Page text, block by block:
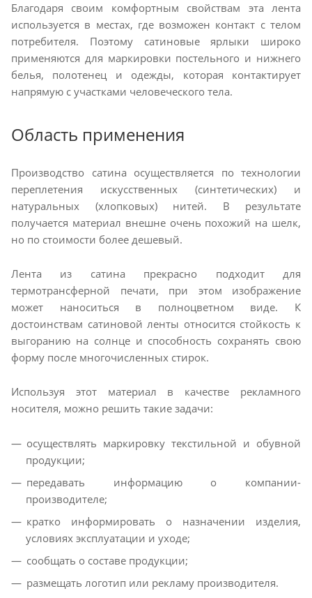
Благодаря своим комфортным свойствам эта лента
используется в местах, где возможен контакт с телом
потребителя. Поэтому сатиновые ярлыки широко
применяются для маркировки постельного и нижнего
белья, полотенец и одежды, которая контактирует
напрямую с участками человеческого тела.
Область применения
Производство сатина осуществляется по технологии
переплетения искусственных (синтетических) и
натуральных (хлопковых) нитей. В результате
получается материал внешне очень похожий на шелк,
но по стоимости более дешевый.
Лента из сатина прекрасно подходит для
термотрансферной печати, при этом изображение
может наноситься в полноцветном виде. К
достоинствам сатиновой ленты относится стойкость к
выгоранию на солнце и способность сохранять свою
форму после многочисленных стирок.
Используя этот материал в качестве рекламного
носителя, можно решить такие задачи:
осуществлять маркировку текстильной и обувной
продукции;
передавать информацию о компании-
производителе;
кратко информировать о назначении изделия,
условиях эксплуатации и уходе;
сообщать о составе продукции;
размещать логотип или рекламу производителя.